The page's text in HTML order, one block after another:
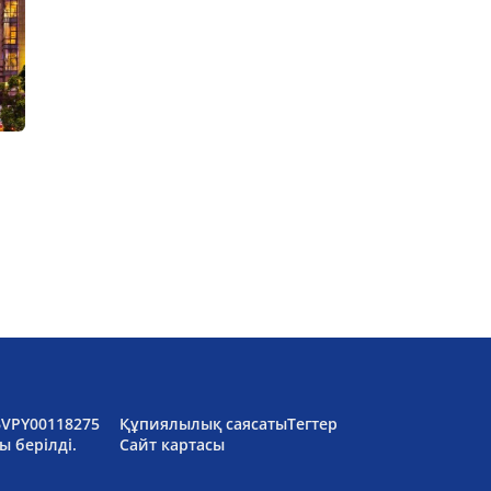
берілді.
Құпиялылық саясатыТегтер
Сайт картасы